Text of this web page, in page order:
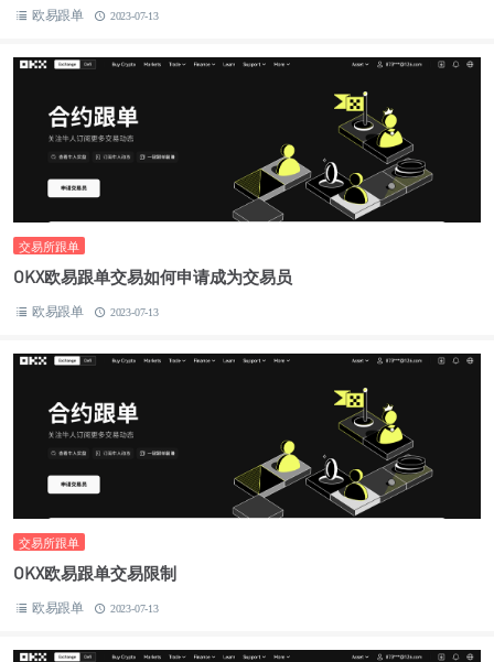
欧易跟单 2023-07-13
交易所跟单
OKX欧易跟单交易如何申请成为交易员
欧易跟单 2023-07-13
交易所跟单
OKX欧易跟单交易限制
欧易跟单 2023-07-13